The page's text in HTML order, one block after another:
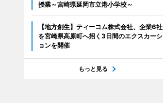
授業～宮崎県延岡市立港小学校～
【地方創生】ティーコム株式会社、企業6社
を宮崎県高原町へ招く3日間のエクスカーシ
ョンを開催
もっと見る